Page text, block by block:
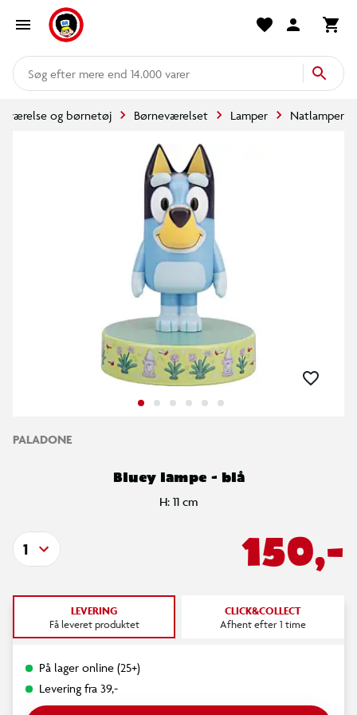
mere end 14.000 varer
og børnetøj Børneværelset Lamper Natlamper
PALADONE
Bluey lampe - blå
H: 11 cm
150,-
1
LEVERING
Få leveret produktet
CLICK&COLLECT
Afhent efter 1 time
På lager online (25+)
Levering fra 39,-